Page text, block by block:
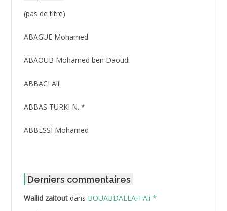
(pas de titre)Post
3416
ABAGUE Mohamed
ABAOUB Mohamed ben Daoudi
ABBACI Ali
ABBAS TURKI N. *
ABBESSI Mohamed
ABDAT Amar
ABDEDDAIM Hamid
Derniers commentaires
Wallid zaitoutdans BOUABDALLAH Ali *